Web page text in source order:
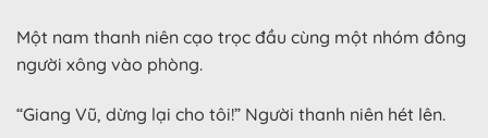
Một nam thanh niên cạo trọc đầu cùng một nhóm đông
người xông vào phòng.
“Giang Vũ, dừng lại cho tôi!” Người thanh niên hét lên.